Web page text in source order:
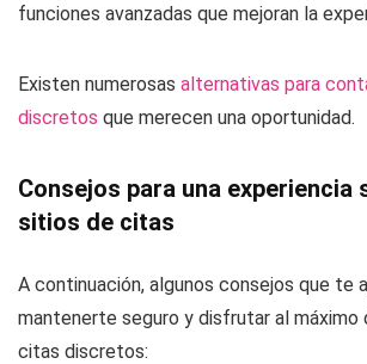
funciones avanzadas que mejoran la
Existen numerosas alternativas para
discretos que merecen una oportunidad.
Consejos para una experiencia
sitios de citas
A continuación, algunos consejos que te
mantenerte seguro y disfrutar al máximo
citas discretos: